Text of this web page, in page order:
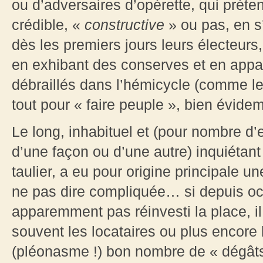
ou d’adversaires d’opérette, qui
crédible, « constructive » ou pas, en
dès les premiers jours leurs
en exhibant des conserves et en
débraillés dans l’hémicycle (comme
tout pour « faire peuple », bien
Le long, inhabituel et (pour nombre
d’une façon ou d’une autre)
taulier, a eu pour origine principale
ne pas dire compliquée… si depuis
apparemment pas réinvesti la place,
souvent les locataires ou plus
(pléonasme !) bon nombre de «